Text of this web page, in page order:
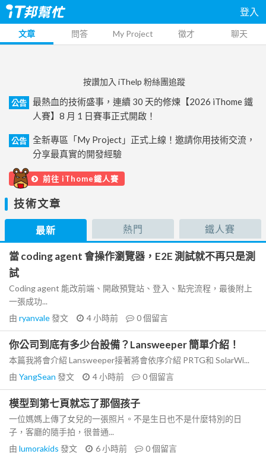
登入
文章 問答 My Project 徵才 聊天
按讚加入 iThelp 粉絲團追蹤
公告
最熱血的技術盛事，連續 30 天的修煉【2026 iThome 鐵
人賽】8 月 1 日賽事正式開啟！
公告
全新專區「My Project」正式上線！邀請你用技術交流，
分享最真實的開發經驗
前往 iThome鐵人賽
技術文章
最新 熱門 鐵人賽
當 coding agent 會操作瀏覽器，E2E 測試就不再只是測
試
Coding agent 能改前端、開啟預覽站、登入、點完流程，最後附上
一張成功...
由 ryanvale發文 4 小時前 0個留言
你公司到底有多少台設備？Lansweeper 簡單介紹！
本篇我將會介紹 Lansweeper接著將會依序介紹 PRTG和 SolarWi...
由 YangSean 發文 4 小時前 0個留言
模型到第七頁就忘了那個孩子
一位媽媽上傳了女兒的一張照片。不是生日也不是什麼特別的日
子，客廳的隨手拍，很普通...
由 lumorakids 發文 6 小時前 0個留言